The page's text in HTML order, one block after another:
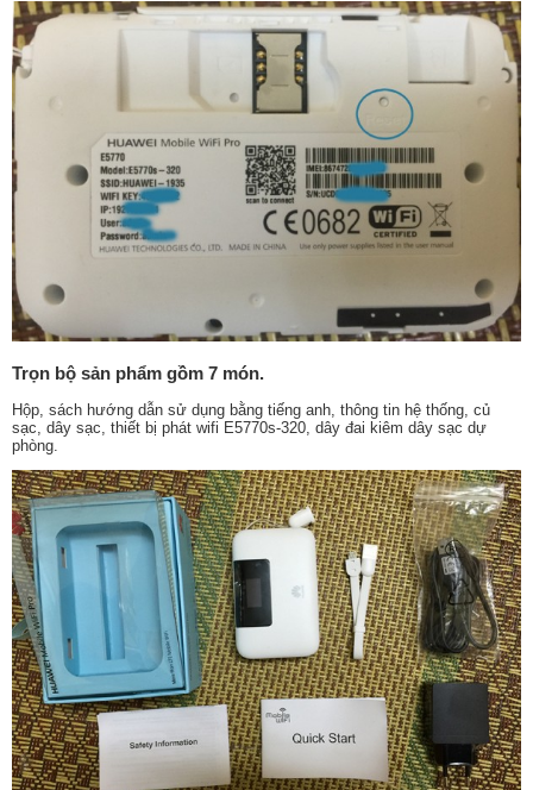
Trọn bộ sản phẩm gồm 7 món.
Hộp, sách hướng dẫn sử dụng bằng tiếng anh, thông tin hệ thống, củ
sạc, dây sạc, thiết bị phát wifi E5770s-320, dây đai kiêm dây sạc dự
phòng.